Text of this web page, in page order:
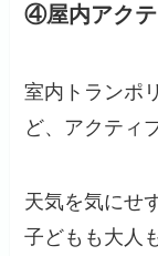
④屋内アク
室内トランポ
ど、アクティ
天気を気にせ
子どもも大人